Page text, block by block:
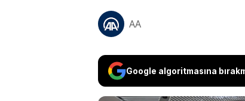
AA
Google algoritmasına